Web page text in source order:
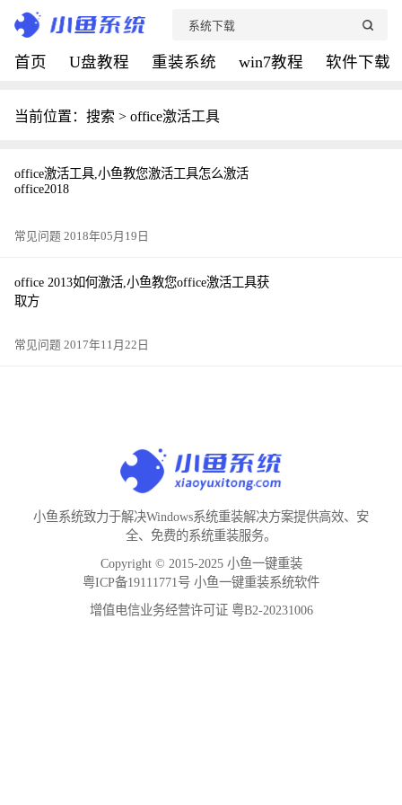
首页 U盘教程 重装系统 win7教程 软件下载
当前位置：搜索 > office激活工具
office激活工具,小鱼教您激活工具怎么激活
office2018
常见问题 2018年05月19日
office 2013如何激活,小鱼教您office激活工具获
取方
常见问题 2017年11月22日
小鱼系统致力于解决Windows系统重装解决方案提供高效、安
全、免费的系统重装服务。
Copyright © 2015-2025 小鱼一键重装
粤ICP备19111771号 小鱼一键重装系统软件
增值电信业务经营许可证 粤B2-20231006